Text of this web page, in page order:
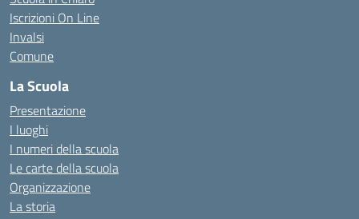
Iscrizioni On Line
Invalsi
Comune
La Scuola
Presentazione
I luoghi
I numeri della scuola
Le carte della scuola
Organizzazione
La storia